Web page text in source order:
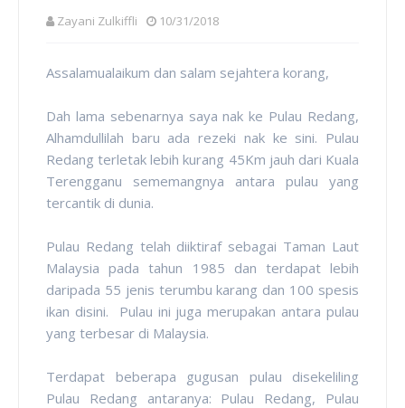
Zayani Zulkiffli 10/31/2018
Assalamualaikum dan salam sejahtera korang,
Dah lama sebenarnya saya nak ke Pulau Redang,
Alhamdullilah baru ada rezeki nak ke sini. Pulau
Redang terletak lebih kurang 45Km jauh dari Kuala
Terengganu sememangnya antara pulau yang
tercantik di dunia.
Pulau Redang telah diiktiraf sebagai Taman Laut
Malaysia pada tahun 1985 dan terdapat lebih
daripada 55 jenis terumbu karang dan 100 spesis
ikan disini. Pulau ini juga merupakan antara pulau
yang terbesar di Malaysia.
Terdapat beberapa gugusan pulau disekeliling
Pulau Redang antaranya: Pulau Redang, Pulau